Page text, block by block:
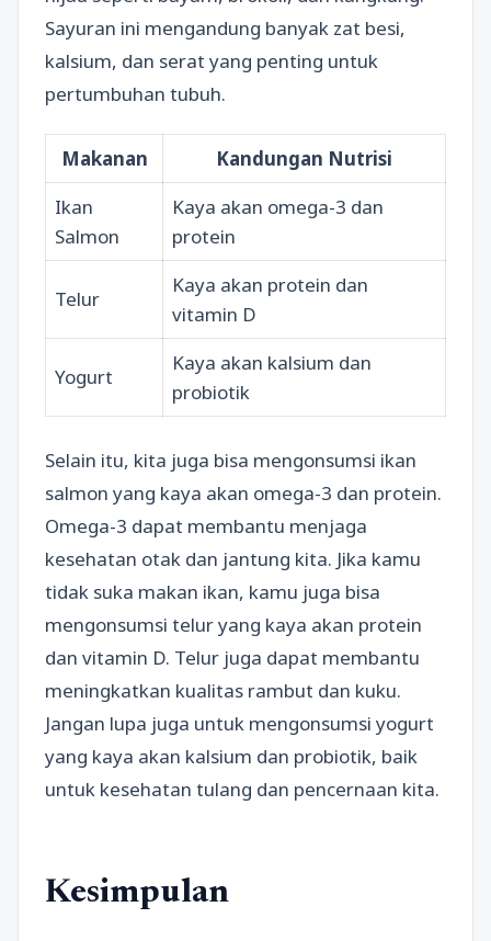
Sayuran ini mengandung banyak zat besi,
kalsium, dan serat yang penting untuk
pertumbuhan tubuh.
Makanan
Kandungan Nutrisi
Ikan
Salmon
Kaya akan omega-3 dan
protein
Telur
Kaya akan protein dan
vitamin D
Yogurt
Kaya akan kalsium dan
probiotik
Selain itu, kita juga bisa mengonsumsi ikan
salmon yang kaya akan omega-3 dan protein.
Omega-3 dapat membantu menjaga
kesehatan otak dan jantung kita. Jika kamu
tidak suka makan ikan, kamu juga bisa
mengonsumsi telur yang kaya akan protein
dan vitamin D. Telur juga dapat membantu
meningkatkan kualitas rambut dan kuku.
Jangan lupa juga untuk mengonsumsi yogurt
yang kaya akan kalsium dan probiotik, baik
untuk kesehatan tulang dan pencernaan kita.
Kesimpulan